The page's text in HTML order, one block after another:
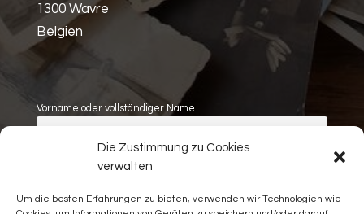
Die Zustimmung zu Cookies
verwalten
Um die besten Erfahrungen zu bieten, verwenden wir Technologien wie
1300 Wavre
Belgien
Vorname oder vollständiger Name
E-Mail